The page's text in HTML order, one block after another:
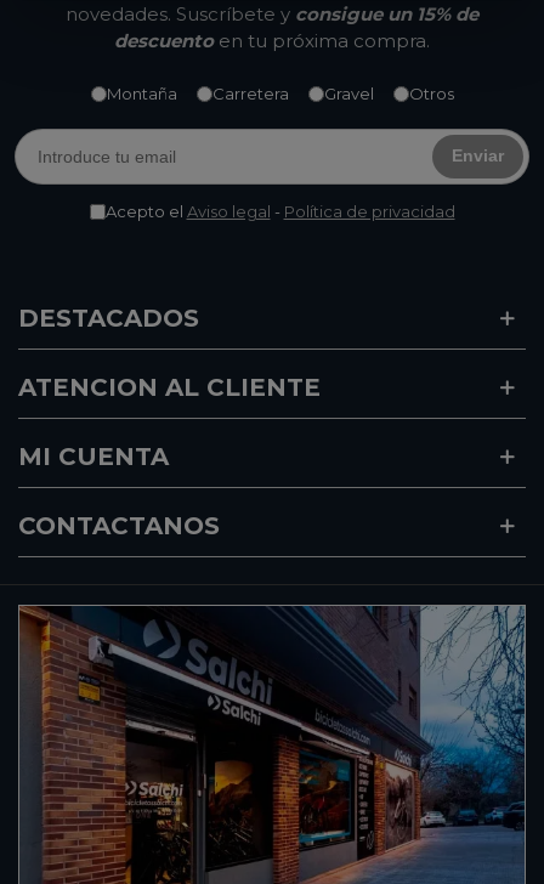
novedades. Suscríbete y consigue un 15% de
descuentoen tu próxima compra.
Montaña Carretera Gravel Otros
Enviar
Acepto el Aviso legal - Política de privacidad
DESTACADOS
ATENCION AL CLIENTE
MI CUENTA
CONTACTANOS